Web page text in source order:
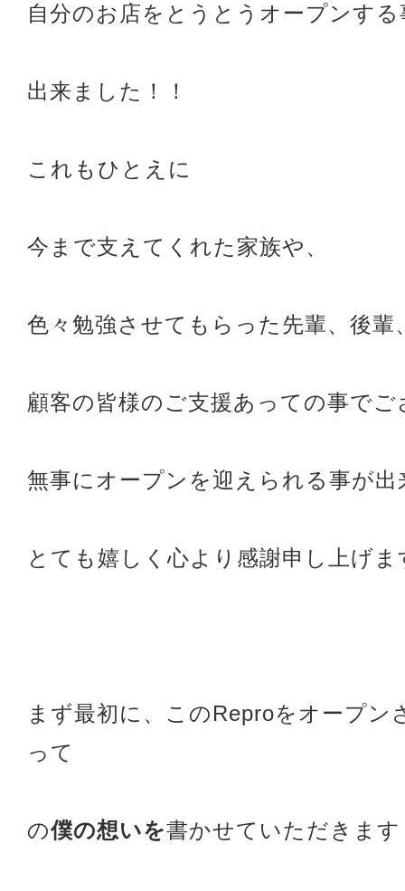
自分のお店をとうとうオープンする
出来ました！！
これもひとえに
今まで支えてくれた家族や、
色々勉強させてもらった先輩、後輩
顧客の皆様のご支援あっての事でご
無事にオープンを迎えられる事が出
とても嬉しく心より感謝申し上げま
まず最初に、このReproをオープン
って
の僕の想いを書かせていただきます